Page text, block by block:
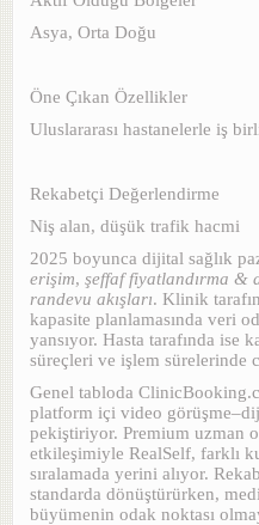
Asya, Orta Doğu
Öne Çıkan Özellikler
Uluslararası hastanelerle iş
Rekabetçi Değerlendirme
Niş alan, düşük trafik hacmi
2025 boyunca dijital sağlık
erişim, şeffaf fiyatlandırma &
randevu akışları. Klinik
kapasite planlamasında veri
yansıyor. Hasta tarafında ise
süreçleri ve işlem sürelerinde
Genel tabloda
platform içi video
pekiştiriyor. Premium uzman
etkileşimiyle RealSelf, farklı
sıralamada yerini alıyor.
standarda dönüştürürken,
büyümenin odak noktası